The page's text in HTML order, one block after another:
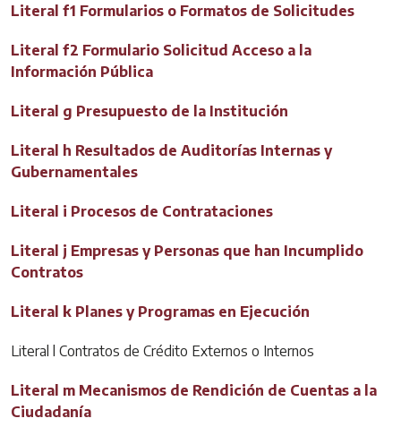
Literal f1 Formularios o Formatos de Solicitudes
Literal f2 Formulario Solicitud Acceso a la
Información Pública
Literal g Presupuesto de la Institución
Literal h Resultados de Auditorías Internas y
Gubernamentales
Literal i Procesos de Contrataciones
Literal j Empresas y Personas que han Incumplido
Contratos
Literal k Planes y Programas en Ejecución
Literal l Contratos de Crédito Externos o Internos
Literal m Mecanismos de Rendición de Cuentas a la
Ciudadanía